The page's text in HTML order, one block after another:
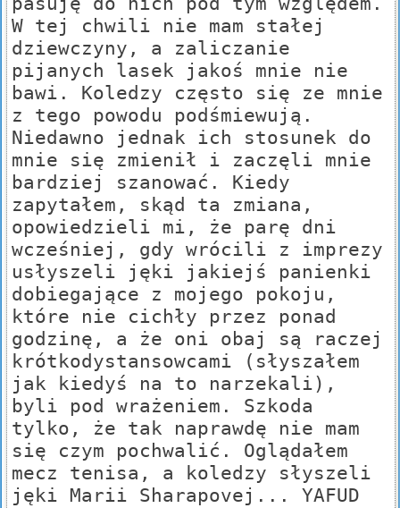
W tej chwili nie mam stałej
dziewczyny, a zaliczanie
pijanych lasek jakoś mnie nie
bawi. Koledzy często się ze mnie
z tego powodu podśmiewują.
Niedawno jednak ich stosunek do
mnie się zmienił i zaczęli mnie
bardziej szanować. Kiedy
zapytałem, skąd ta zmiana,
opowiedzieli mi, że parę dni
wcześniej, gdy wrócili z imprezy
usłyszeli jęki jakiejś panienki
dobiegające z mojego pokoju,
które nie cichły przez ponad
godzinę, a że oni obaj są raczej
krótkodystansowcami (słyszałem
jak kiedyś na to narzekali),
byli pod wrażeniem. Szkoda
tylko, że tak naprawdę nie mam
się czym pochwalić. Oglądałem
mecz tenisa, a koledzy słyszeli
jęki Marii Sharapovej... YAFUD